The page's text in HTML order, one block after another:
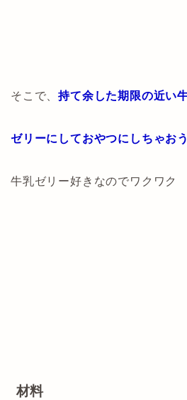
そこで、持て余した期限の近い
ゼリーにしておやつにしちゃおう
牛乳ゼリー好きなのでワクワク
材料